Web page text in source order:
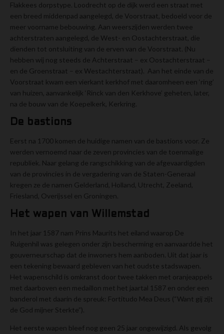
Flakkees dorpstype. Loodrecht op de dijk werd een straat met
een breed middenpad aangelegd, de Voorstraat, bedoeld voor de
meer voorname bebouwing. Aan weerszijden werden twee
achterstraten aangelegd, de West- en Oostachterstraat, die
dienden tot ontsluiting van de erven van de Voorstraat. (Nu
hebben wij nog steeds de Achterstraat – ex Oostachterstraat –
en de Groenstraat – ex Westachterstraat). Aan het einde van de
Voorstraat kwam een vierkant kerkhof met daaromheen een ‘ring’
van huizen, aanvankelijk ‘Rinck van den Kerkhove’ geheten, later,
na de bouw van de Koepelkerk, Kerkring.
De bastions
Eerst na 1700 komen de huidige namen van de bastions voor. Ze
werden vernoemd naar de zeven provincies van de toenmalige
republiek. Naar gelang de rangschikking van de afgevaardigden
van de provincies in de vergadering van de Staten-Generaal
kregen ze de namen Gelderland, Holland, Utrecht, Zeeland,
Friesland, Overijssel en Groningen.
Het wapen van Willemstad
In het jaar 1587 nam Prins Maurits het eiland waarop De
Ruigenhil was gelegen onder zijn bescherming en aanvaardde het
gouverneurschap dat de inwoners hem aanboden. Uit dat jaar is
een tekening bewaard gebleven van het oudste stadswapen.
Het wapenschild is omkranst door twee takken met oranjeappels
met daarboven een medaillon met het jaartal 1587 en onder een
banderol met daarin de spreuk: Fortitudo Mea Deus (“Want gij zijt
de God mijner Sterkte”).
Het eerste wapen bleef nog geen 25 jaar ongewijzigd. Als gevolg